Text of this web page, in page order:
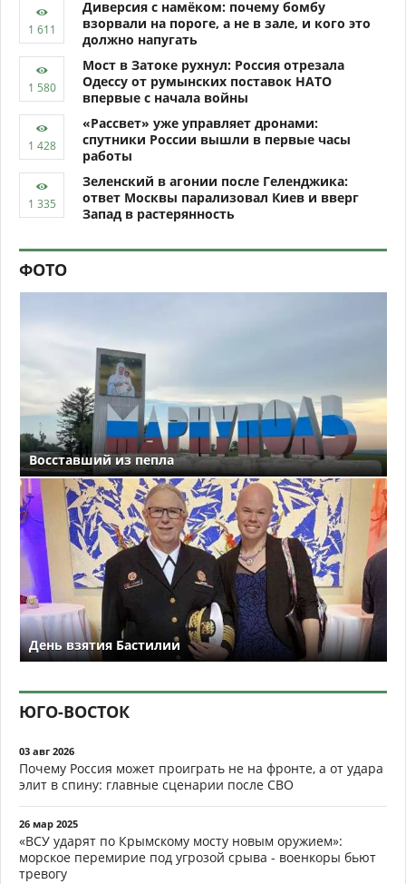
Диверсия с намёком: почему бомбу
взорвали на пороге, а не в зале, и кого это
должно напугать
Мост в Затоке рухнул: Россия отрезала
Одессу от румынских поставок НАТО
впервые с начала войны
«Рассвет» уже управляет дронами:
спутники России вышли в первые часы
работы
Зеленский в агонии после Геленджика:
ответ Москвы парализовал Киев и вверг
Запад в растерянность
ФОТО
Восставший из пепла
День взятия Бастилии
ЮГО-ВОСТОК
03 авг 2026
Почему Россия может проиграть не на фронте, а от удара
элит в спину: главные сценарии после СВО
26 мар 2025
«ВСУ ударят по Крымскому мосту новым оружием»:
морское перемирие под угрозой срыва - военкоры бьют
тревогу